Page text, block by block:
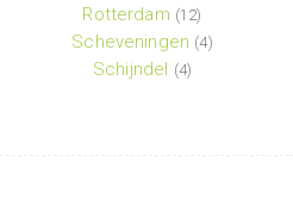
Rotterdam (12)
Scheveningen (4)
Schijndel (4)